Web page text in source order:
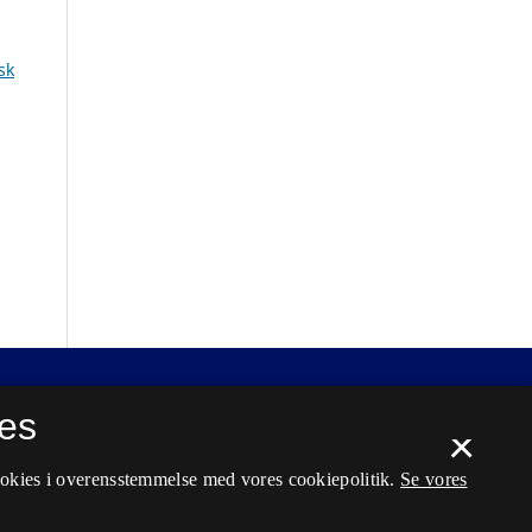
×
i overensstemmelse med vores cookiepolitik. Se vores